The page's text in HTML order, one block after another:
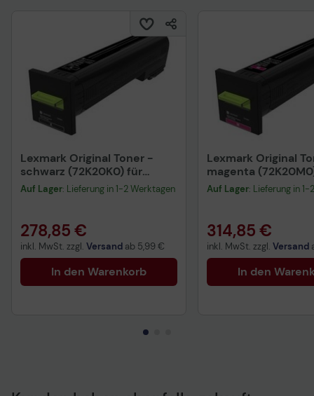
Lexmark Original Toner -
schwarz (72K20K0) für
CS820de/dte/dtfe,
CX820de/dtfe,
Auf Lager: Lieferung in 1-2 Werktagen
278,85 €
inkl. MwSt. zzgl. Versand ab 5,99 €
In den Warenkorb
Lexmark Original
magenta
CX820de/dte/dtfe,
CX820de/dtfe,
Auf Lager: Lieferung in
314,85 €
inkl. MwSt. zzgl. Versand
In den